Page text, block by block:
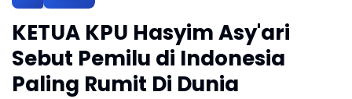
KETUA KPU Hasyim Asy'ari
Sebut Pemilu di Indonesia
Paling Rumit Di Dunia